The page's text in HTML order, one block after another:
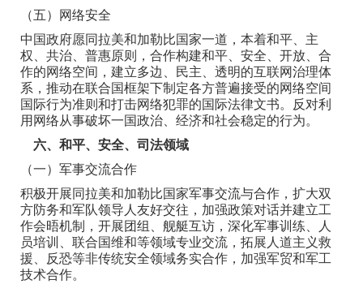
（五）网络安全
中国政府愿同拉美和加勒比国家一道，本着和平、主
权、共治、普惠原则，合作构建和平、安全、开放、合
作的网络空间，建立多边、民主、透明的互联网治理体
系，推动在联合国框架下制定各方普遍接受的网络空间
国际行为准则和打击网络犯罪的国际法律文书。反对利
用网络从事破坏一国政治、经济和社会稳定的行为。
六、和平、安全、司法领域
（一）军事交流合作
积极开展同拉美和加勒比国家军事交流与合作，扩大双
方防务和军队领导人友好交往，加强政策对话并建立工
作会晤机制，开展团组、舰艇互访，深化军事训练、人
员培训、联合国维和等领域专业交流，拓展人道主义救
援、反恐等非传统安全领域务实合作，加强军贸和军工
技术合作。